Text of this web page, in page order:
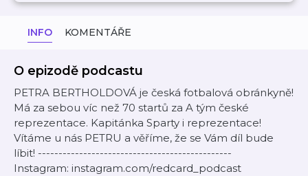
INFO KOMENTÁŘE
O epizodě podcastu
PETRA BERTHOLDOVÁ je česká fotbalová obránkyně!
Má za sebou víc než 70 startů za A tým české
reprezentace. Kapitánka Sparty i reprezentace!
Vítáme u nás PETRU a věříme, že se Vám díl bude
líbit! -----------------------------------------------
Instagram: instagram.com/redcard_podcast